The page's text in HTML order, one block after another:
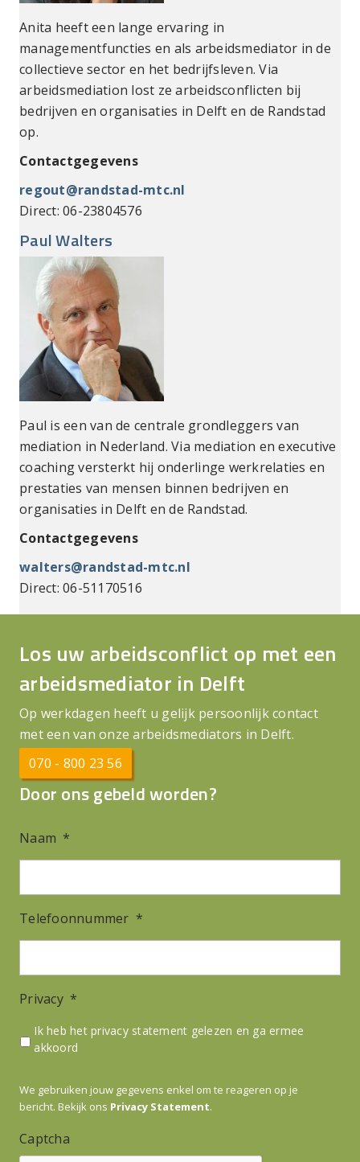
Anita heeft een lange ervaring in
managementfuncties en als arbeidsmediator in de
collectieve sector en het bedrijfsleven. Via
arbeidsmediation lost ze arbeidsconflicten bij
bedrijven en organisaties in Delft en de Randstad
op.
Contactgegevens
regout@randstad-mtc.nl
Direct: 06-23804576
Paul Walters
Paul is een van de centrale grondleggers van
mediation in Nederland. Via mediation en executive
coaching versterkt hij onderlinge werkrelaties en
prestaties van mensen binnen bedrijven en
organisaties in Delft en de Randstad.
Contactgegevens
walters@randstad-mtc.nl
Direct: 06-51170516
Los uw arbeidsconflict op met een
arbeidsmediator in Delft
Op werkdagen heeft u gelijk persoonlijk contact
met een van onze arbeidsmediators in Delft.
070 - 800 23 56
Door ons gebeld worden?
Naam *
Telefoonnummer *
Privacy *
Ik heb het privacy statement gelezen en ga ermee
akkoord
We gebruiken jouw gegevens enkel om te reageren op je
bericht. Bekijk ons Privacy Statement.
Captcha